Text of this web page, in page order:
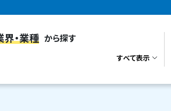
界・業種 から探す
すべて表示